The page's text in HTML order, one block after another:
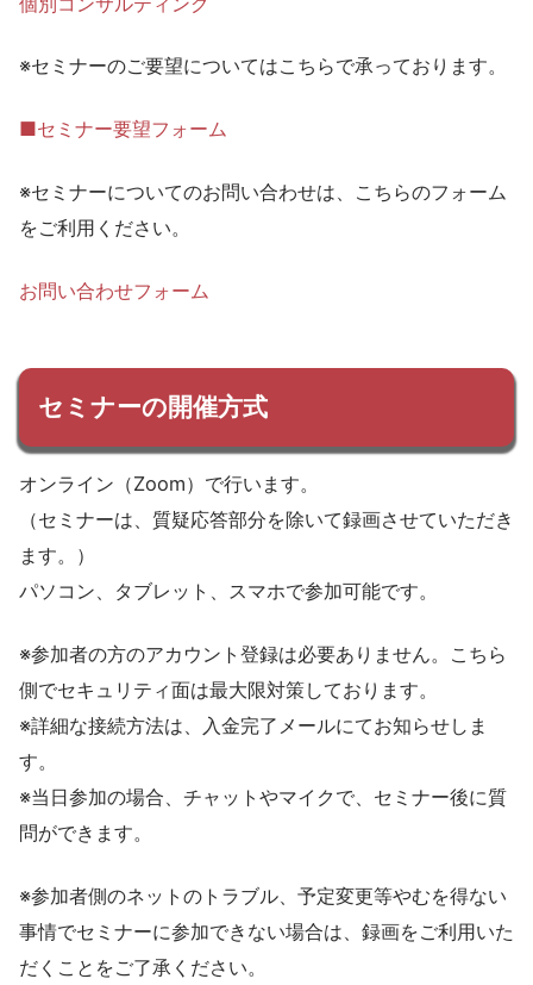
※セミナーのご要望についてはこちらで承っております。
■セミナー要望フォーム
※セミナーについてのお問い合わせは、こちらのフォーム
をご利用ください。
お問い合わせフォーム
セミナーの開催方式
オンライン（Zoom）で行います。
（セミナーは、質疑応答部分を除いて録画させていただき
ます。）
パソコン、タブレット、スマホで参加可能です。
※参加者の方のアカウント登録は必要ありません。こちら
側でセキュリティ面は最大限対策しております。
※詳細な接続方法は、入金完了メールにてお知らせしま
す。
※当日参加の場合、チャットやマイクで、セミナー後に質
問ができます。
※参加者側のネットのトラブル、予定変更等やむを得ない
事情でセミナーに参加できない場合は、録画をご利用いた
だくことをご了承ください。